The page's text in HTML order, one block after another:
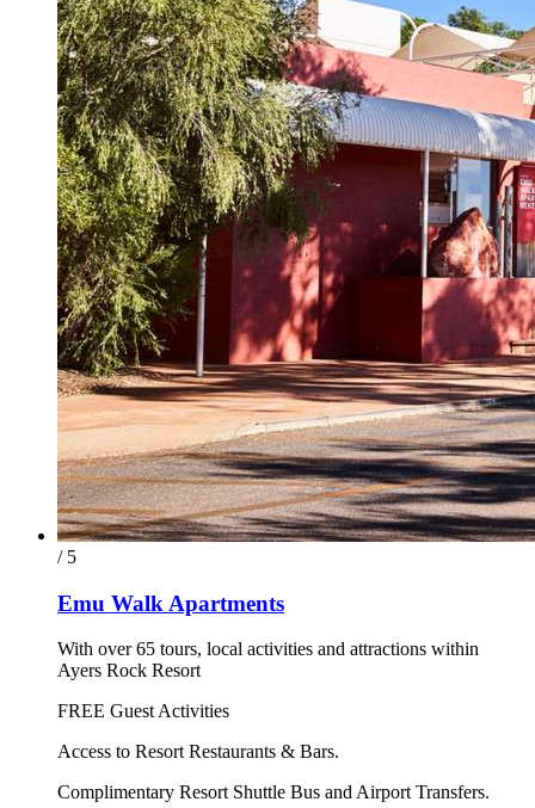
/ 5
Emu Walk Apartments
With over 65 tours, local activities and attractions within
Ayers Rock Resort
FREE Guest Activities
Access to Resort Restaurants & Bars.
Complimentary Resort Shuttle Bus and Airport Transfers.